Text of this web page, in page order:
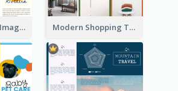
Vibrant Clouds Imagery Tri Fold Brochure Modern Shopping Tri Fold Brochure